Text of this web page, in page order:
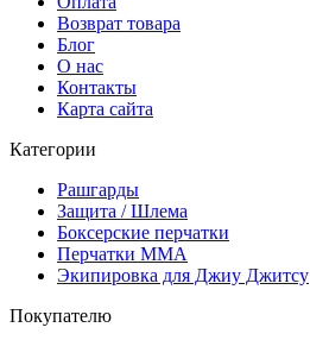
Возврат товара
Блог
О нас
Контакты
Карта сайта
Категории
Рашгарды
Защита / Шлема
Боксерские перчатки
Перчатки ММА
Экипировка для Джиу Джитсу
Покупателю